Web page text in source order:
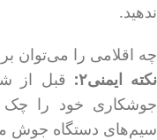
ندهید.
چه اقلامی را می‌توان
نکته ایمنی۲:
قبل از
جوشکاری خود را چک
سیم‌های دستگاه جوش